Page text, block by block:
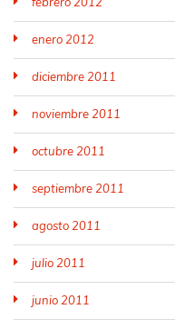
enero 2012
diciembre 2011
noviembre 2011
octubre 2011
septiembre 2011
agosto 2011
julio 2011
junio 2011